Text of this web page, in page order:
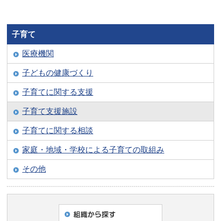
子育て
医療機関
子どもの健康づくり
子育てに関する支援
子育て支援施設
子育てに関する相談
家庭・地域・学校による子育ての取組み
その他